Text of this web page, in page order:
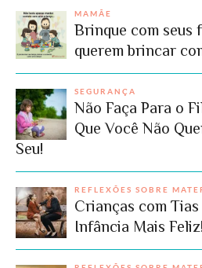
MAMÃE
Brinque com seus
querem brincar
SEGURANÇA
Não Faça Para o
Que Você Não
Seu!
REFLEXÕES SOBRE
Crianças com Tias
Infância Mais Feliz!